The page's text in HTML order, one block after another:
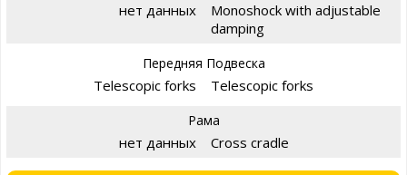
нет данных
Monoshock with adjustable
damping
Передняя Подвеска
Telescopic forks Telescopic forks
Рама
нет данных Cross cradle